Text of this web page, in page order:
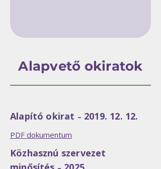
Alapvető okiratok
Alapító okirat – 2019. 12. 12.
PDF dokumentum
Közhasznú szervezet